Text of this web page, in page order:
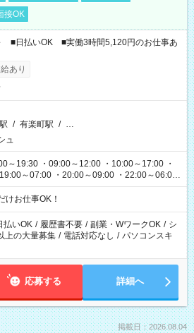
接OK
■日払いOK ■実働3時間5,120円のお仕事あ
あり
/ 有楽町駅 / …
ュ
～19:30 ・09:00～12:00 ・10:00～17:00 ・
～07:00 ・20:00～09:00 ・22:00～06:00
けお仕事OK！
払いOK / 履歴書不要 / 副業・WワークOK / シ
上の大量募集 / 電話対応なし / パソコンスキ
応募する 詳細へ
掲載日：2026.08.04